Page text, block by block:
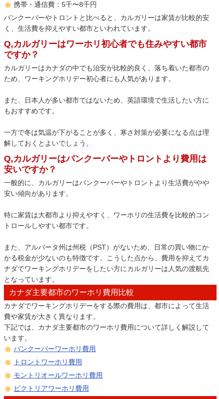
携帯・通信費：5千〜8千円
バンクーバーやトロントと比べると、カルガリーは家賃が比較的安
く、生活費を抑えやすい都市といわれています。
Q,カルガリーはワーホリ初心者でも住みやすい都市
ですか？
カルガリーはカナダの中でも治安が比較的良く、落ち着いた都市の
ため、ワーキングホリデー初心者にも人気があります。
また、日本人が多い都市ではないため、英語環境で生活したい方に
もおすすめです。
一方で冬は気温が下がることが多く、寒さ対策が必要になる点は理
解しておくとよいでしょう。
Q,カルガリーはバンクーバーやトロントより費用は
安いですか？
一般的に、カルガリーはバンクーバーやトロントより生活費がやや
安い傾向があります。
特に家賃は大都市より抑えやすく、ワーホリの生活費を比較的コン
トロールしやすい都市です。
また、アルバータ州は州税（PST）がないため、日常の買い物にか
かる税金が少ないのも特徴です。こうした点から、費用を抑えてカ
ナダでワーキングホリデーをしたい方にカルガリーは人気の渡航先
となっています。
カナダ主要都市のワーホリ費用比較
カナダでワーキングホリデーをする際の費用は、都市によって生活
費や家賃が大きく異なります。
下記では、カナダ主要都市のワーホリ費用について詳しく解説して
います。
バンクーバーワーホリ費用
トロントワーホリ費用
モントリオールワーホリ費用
ビクトリアワーホリ費用